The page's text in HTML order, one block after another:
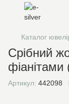
Каталог
Срібний
фіанітами
Артикул: 442098